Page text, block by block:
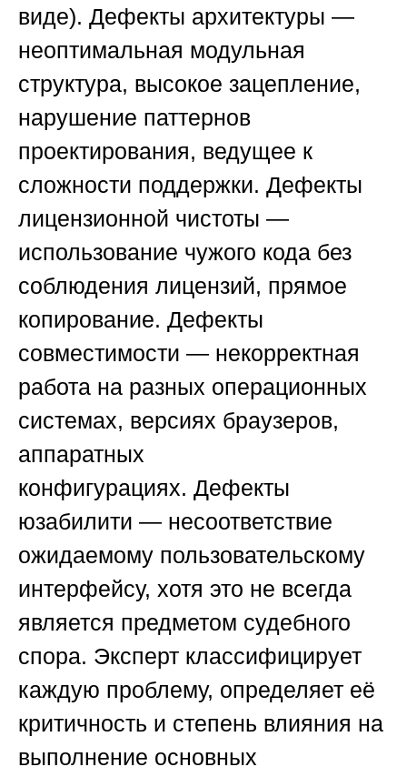
виде). Дефекты архитектуры —
неоптимальная модульная
структура, высокое зацепление,
нарушение паттернов
проектирования, ведущее к
сложности поддержки. Дефекты
лицензионной чистоты —
использование чужого кода без
соблюдения лицензий, прямое
копирование. Дефекты
совместимости — некорректная
работа на разных операционных
системах, версиях браузеров,
аппаратных
конфигурациях. Дефекты
юзабилити — несоответствие
ожидаемому пользовательскому
интерфейсу, хотя это не всегда
является предметом судебного
спора. Эксперт классифицирует
каждую проблему, определяет её
критичность и степень влияния на
выполнение основных